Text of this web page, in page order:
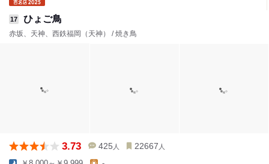
17 ひょご鳥
赤坂、天神、西鉄福岡（天神） / 焼き鳥
3.73 425 人 22667 人